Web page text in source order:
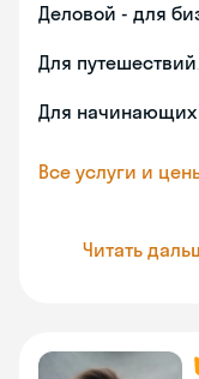
Деловой - для
Для путешествий
Для
Все услуги и
Читать